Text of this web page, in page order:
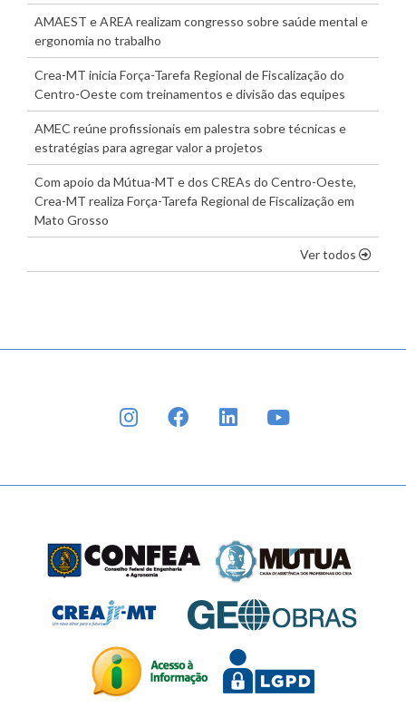
AMAEST e AREA realizam congresso sobre saúde mental e
ergonomia no trabalho
Crea-MT inicia Força-Tarefa Regional de Fiscalização do
Centro-Oeste com treinamentos e divisão das equipes
AMEC reúne profissionais em palestra sobre técnicas e
estratégias para agregar valor a projetos
Com apoio da Mútua-MT e dos CREAs do Centro-Oeste,
Crea-MT realiza Força-Tarefa Regional de Fiscalização em
Mato Grosso
Ver todos os
INSTAGRAMFACEBOOKLINKEDIN